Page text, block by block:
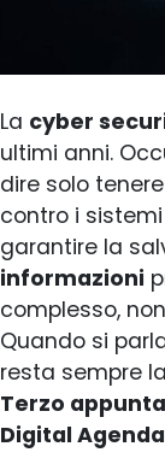
La cyber
ultimi anni.
dire solo
contro i
garantire la
informazioni
complesso,
Quando si
resta sempre
Terzo
Digital